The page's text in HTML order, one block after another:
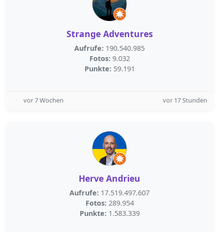
Strange Adventures
Aufrufe: 190.540.985
Fotos: 9.032
Punkte: 59.191
vor 7 Wochen vor 17 Stunden
Herve Andrieu
Aufrufe: 17.519.497.607
Fotos: 289.954
Punkte: 1.583.339